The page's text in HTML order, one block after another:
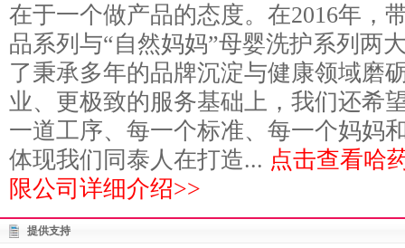
在于一个做产品的态度。在2016年，
品系列与“自然妈妈”母婴洗护系列两
了秉承多年的品牌沉淀与健康领域磨
业、更极致的服务基础上，我们还希
一道工序、每一个标准、每一个妈妈
体现我们同泰人在打造... 点击查看哈
限公司详细介绍>>
提供支持